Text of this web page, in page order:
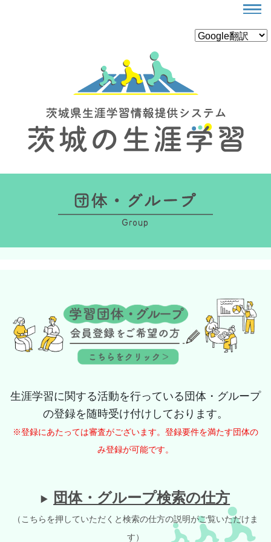
生涯学習に関する活動を行っている団体・グループ
の登録を随時受け付けしております。
※登録にあたっては審査がございます。登録要件を満たす団体の
み登録が可能です。
団体・グループ検索の仕方
（こちらを押していただくと検索の仕方の説明がご覧いただけま
す）